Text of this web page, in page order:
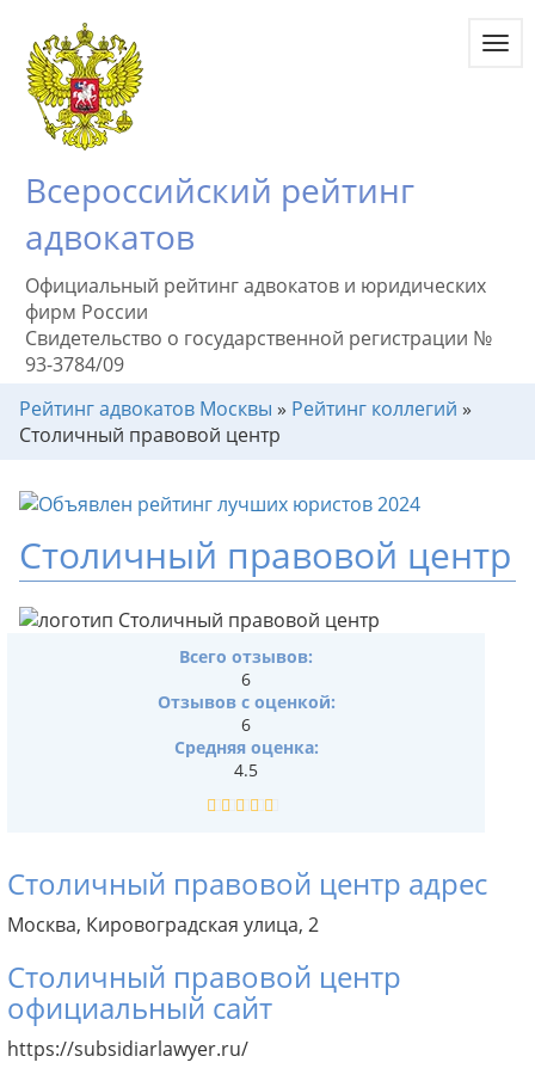
Всероссийский рейтинг
адвокатов
Официальный рейтинг адвокатов и юридических
фирм России
Свидетельство о государственной регистрации №
93-3784/09
Рейтинг адвокатов Москвы » Рейтинг коллегий »
Столичный правовой центр
Столичный правовой центр
Столичный правовой центр адрес
Москва, Кировоградская улица, 2
Столичный правовой центр
официальный сайт
https://subsidiarlawyer.ru/
Всего отзывов:
6
Отзывов с оценкой:
6
Средняя оценка:
4.5